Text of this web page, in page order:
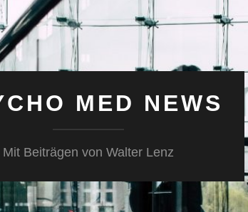
MED NEWS
Mit Beiträgen von Walter Lenz